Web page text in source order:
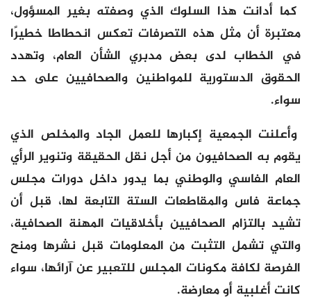
كما أدانت هذا السلوك الذي وصفته بغير المسؤول،
معتبرة أن مثل هذه التصرفات تعكس انحطاطا خطيرًا
في الخطاب لدى بعض مدبري الشأن العام، وتهدد
الحقوق الدستورية للمواطنين والصحافيين على حد
سواء.
وأعلنت الجمعية إكبارها للعمل الجاد والمخلص الذي
يقوم به الصحافيون من أجل نقل الحقيقة وتنوير الرأي
العام الفاسي والوطني بما يدور داخل دورات مجلس
جماعة فاس والمقاطعات الستة التابعة لها، قبل أن
تشيد بالتزام الصحافيين بأخلاقيات المهنة الصحافية،
والتي تشمل التثبت من المعلومات قبل نشرها ومنح
الفرصة لكافة مكونات المجلس للتعبير عن آرائها، سواء
كانت أغلبية أو معارضة.